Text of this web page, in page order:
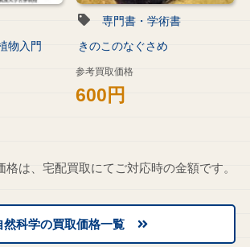
物入門
専門書・学術書
きのこのなぐさめ
参考買取価格
600円
格は、宅配買取にてご対応時の金額です。
然科学の買取価格一覧